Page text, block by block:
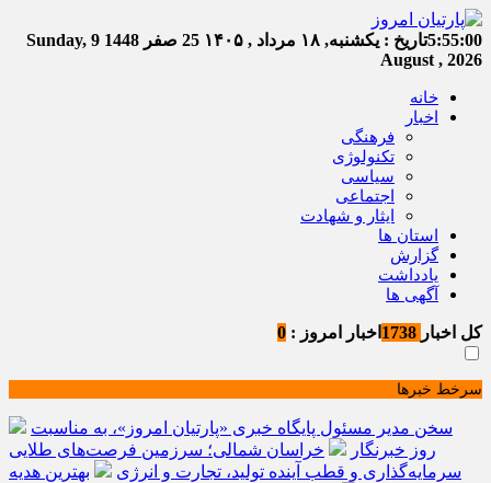
5:55:00تاریخ : یکشنبه, ۱۸ مرداد , ۱۴۰۵ 25 صفر 1448
Sunday, 9
August , 2026
خانه
اخبار
فرهنگی
تکنولوژی
سیاسی
اجتماعی
ایثار و شهادت
استان ها
گزارش
یادداشت
آگهی ها
کل اخبار اخبار امروز : 0
سرخط خبرها
سخن مدیر مسئول پایگاه خبری «پارتیان امروز»، به مناسبت
روز خبرنگار
خراسان شمالی؛ سرزمین فرصت‌های طلایی
سرمایه‌گذاری و قطب آینده تولید، تجارت و انرژی
بهترین هدیه